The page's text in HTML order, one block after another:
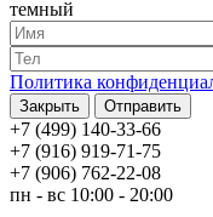
темный
Политика
Закрыть Отправить
+7 (499) 140-33-66
+7 (916) 919-71-75
+7 (906) 762-22-08
пн - вс 10:00 - 20:00